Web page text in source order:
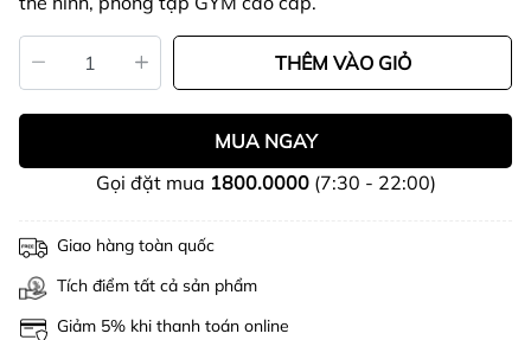
THÊM VÀO GIỎ
MUA NGAY
Gọi đặt mua 1800.0000(7:30 - 22:00)
Giao hàng toàn quốc
Tích điểm tất cả sản phẩm
Giảm 5% khi thanh toán online